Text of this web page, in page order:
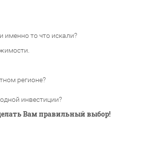
именно то что искали?
регионе?
инвестиции?
Вам правильный выбор!